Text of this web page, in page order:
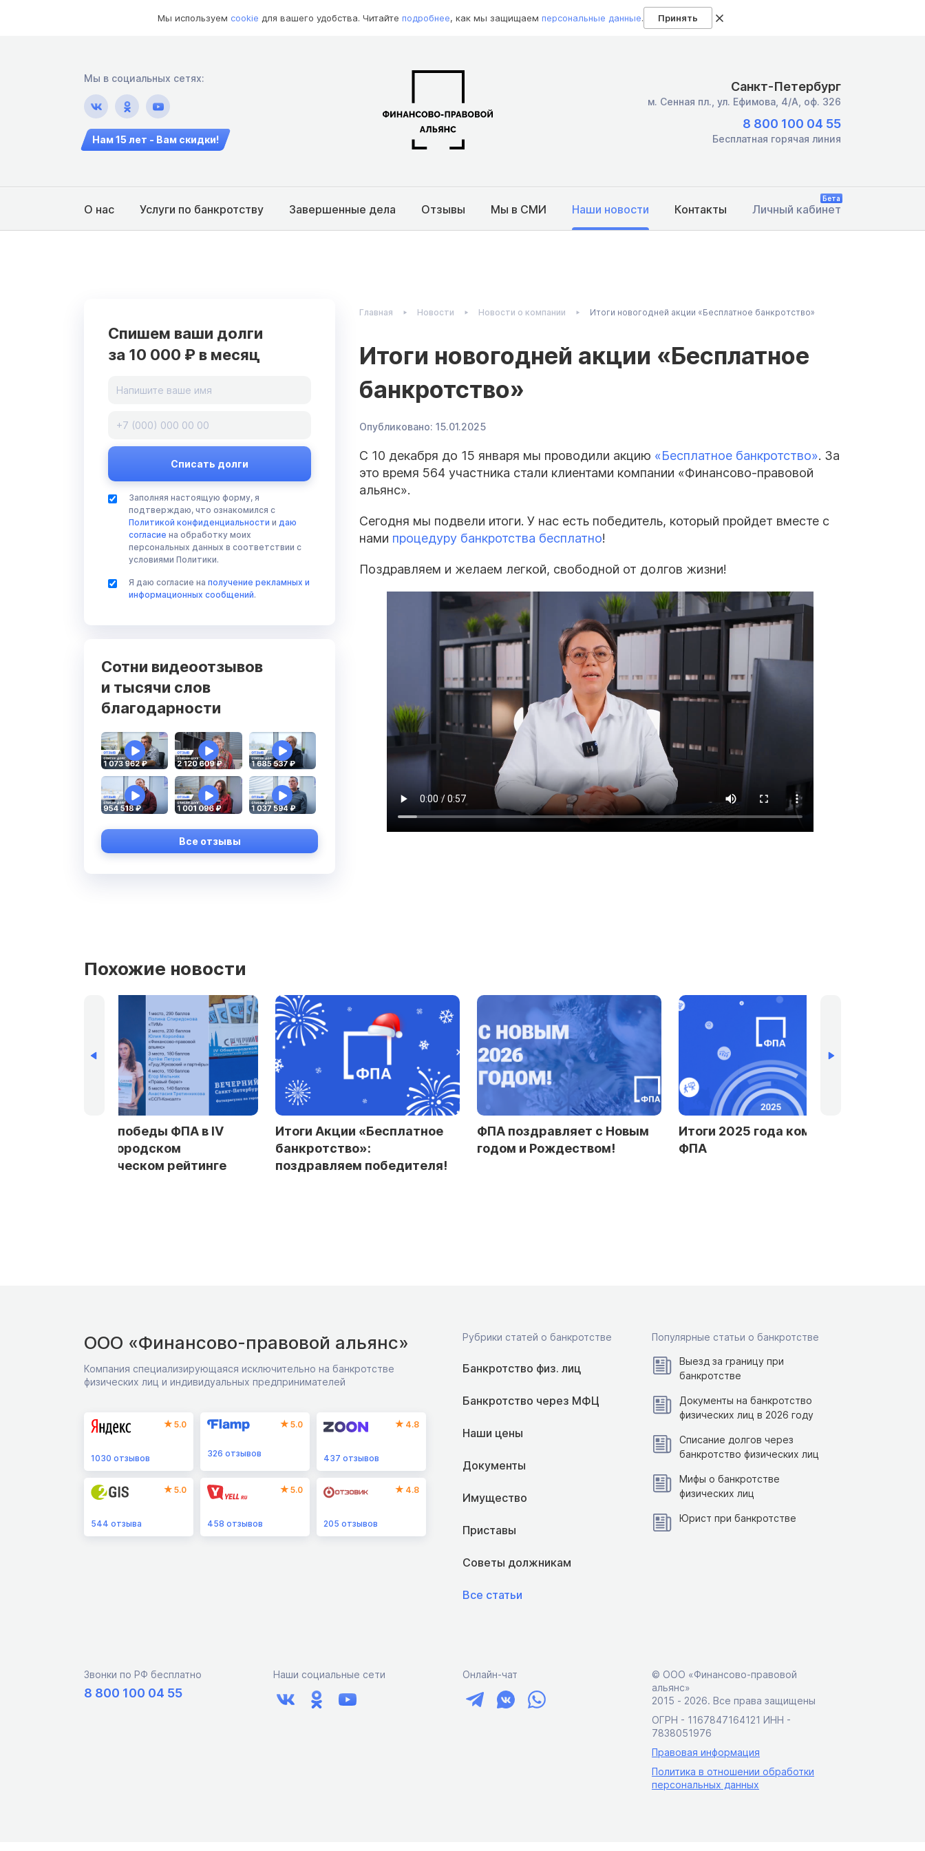
Мы используем cookie для вашего удобства. Читайте подробнее, как мы защищаем персональные данные. Принять
Мы в социальных сетях:
Нам 15 лет - Вам скидки!
Санкт-Петербург
м. Сенная пл., ул. Ефимова, 4/А, оф. 326
8 800 100 04 55
Бесплатная горячая линия
О нас Услуги по банкротству Завершенные дела Отзывы Мы в СМИ Наши новости Контакты Личный кабинет
Бета
Спишем ваши долги
за 10 000 ₽ в месяц
Заполняя настоящую форму, я
подтверждаю, что ознакомился с
Политикой конфиденциальности и даю
согласие на обработку моих
персональных данных в соответствии с
условиями Политики.
Я даю согласие на получение рекламных и
информационных сообщений.
Сотни видеоотзывов
и тысячи слов
благодарности
Все отзывы
Главная Новости Новости о компании Итоги новогодней акции «Бесплатное банкротство»
Итоги новогодней акции «Бесплатное
банкротство»
Опубликовано: 15.01.2025
С 10 декабря до 15 января мы проводили акцию «Бесплатное банкротство». За
это время 564 участника стали клиентами компании «Финансово-правовой
альянс».
Сегодня мы подвели итоги. У нас есть победитель, который пройдет вместе с
нами процедуру банкротства бесплатно!
Поздравляем и желаем легкой, свободной от долгов жизни!
Похожие новости
Итоги Акции «Бесплатное
банкротство»:
поздравляем победителя!
ФПА поздравляет с Новым
годом и Рождеством!
Итоги 2025 года компании
ФПА
Новые победы ФПА в IV
ООО «Финансово-правовой альянс»
Компания специализирующаяся исключительно на банкротстве
физических лиц и индивидуальных предпринимателей
5.0
1030 отзывов
5.0
326 отзывов
4.8
437 отзывов
5.0
544 отзыва
5.0
458 отзывов
4.8
205 отзывов
Рубрики статей о банкротстве
Банкротство физ. лиц
Банкротство через МФЦ
Наши цены
Документы
Имущество
Приставы
Советы должникам
Все статьи
Популярные статьи о банкротстве
Выезд за границу при
банкротстве
Документы на банкротство
физических лиц в 2026 году
Списание долгов через
банкротство физических лиц
Мифы о банкротстве
физических лиц
Юрист при банкротстве
Звонки по РФ бесплатно
8 800 100 04 55
Наши социальные сети Онлайн-чат
© ООО «Финансово-правовой
альянс»
2015 ‑ 2026. Все права защищены
ОГРН - 1167847164121 ИНН -
7838051976
Правовая информация
Политика в отношении обработки
персональных данных